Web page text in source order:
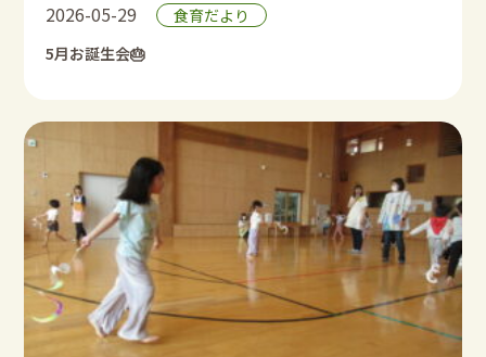
2026-05-29
食育だより
5月お誕生会🎂